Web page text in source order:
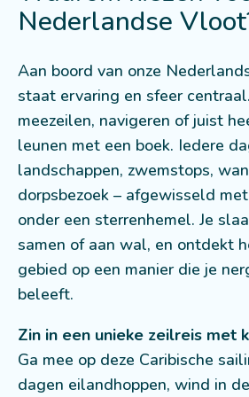
Nederlandse
Aan boord van onze
staat ervaring en sfeer
meezeilen, navigeren of juist
leunen met een boek. Iedere
landschappen, zwemstops,
dorpsbezoek – afgewisseld
onder een sterrenhemel. Je
samen of aan wal, en ontdekt
gebied op een manier die je
beleeft.
Zin in een unieke zeilreis met
Ga mee op deze Caribische
dagen eilandhoppen, wind in